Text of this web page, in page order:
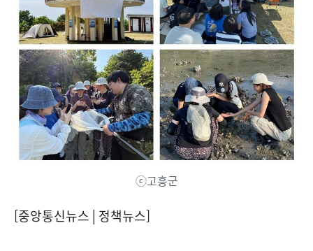
ⓒ고흥군
[중앙통신뉴스│정책뉴스]